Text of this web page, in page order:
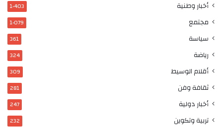
أخبار وطنية 1٬403
مجتمع 1٬079
سياسة 361
رياضة 324
أقلام الوسيط 309
ثقافة وفن 281
أخبار دولية 247
تربية وتكوين 232